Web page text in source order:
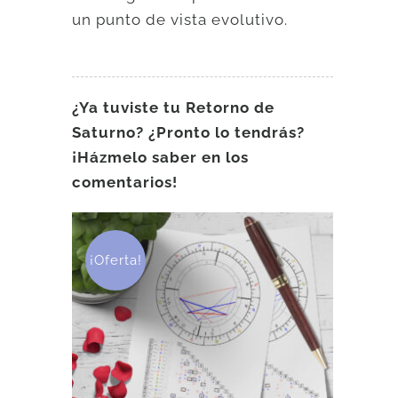
un punto de vista evolutivo.
¿Ya tuviste tu Retorno de
Saturno? ¿Pronto lo tendrás?
¡Házmelo saber en los
comentarios!
¡Oferta!